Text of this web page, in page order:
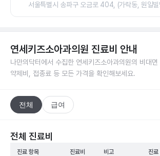
서울특별시 송파구 오금로 404, (가락동, 원일
연세키즈소아과의원 진료비 안내
나만의닥터에서 수집한 연세키즈소아과의원의 비대면
약제비, 접종료 등 모든 가격을 확인해보세요.
전체 급여
전체 진료비
진료 항목 진료비 비고 진료